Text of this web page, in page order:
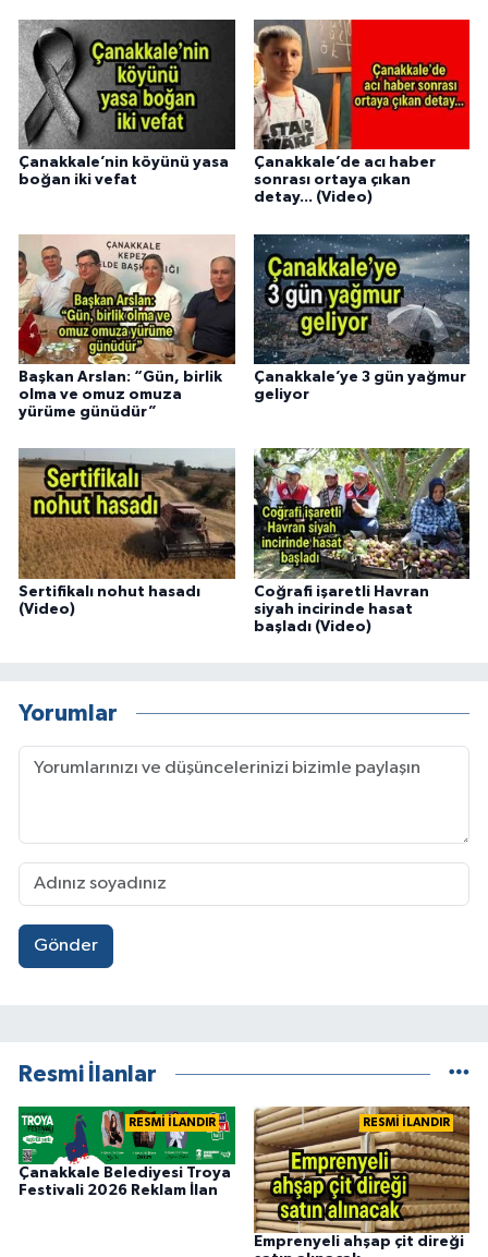
Çanakkale’nin köyünü yasa
boğan iki vefat
Çanakkale’de acı haber
sonrası ortaya çıkan
detay... (Video)
Başkan Arslan: “Gün, birlik
olma ve omuz omuza
yürüme günüdür”
Çanakkale’ye 3 gün yağmur
geliyor
Sertifikalı nohut hasadı
(Video)
Coğrafi işaretli Havran
siyah incirinde hasat
başladı (Video)
Yorumlar
Gönder
Resmi İlanlar
RESMİ İLANDIR
Çanakkale Belediyesi Troya
Festivali 2026 Reklam İlan
RESMİ İLANDIR
Emprenyeli ahşap çit direği